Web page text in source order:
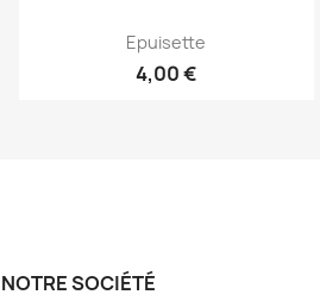
Aperçu rapide
Epuisette
4,00 €
NOTRE SOCIÉTÉ